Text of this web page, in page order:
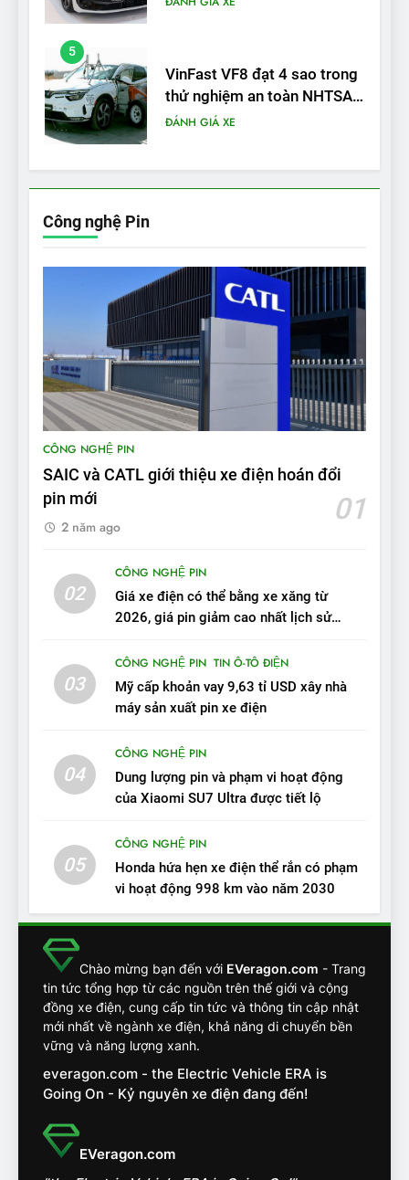
5
VinFast VF8 đạt 4 sao trong
thử nghiệm an toàn NHTSA
tại Mỹ
ĐÁNH GIÁ XE
Hệ thống treo đa điểm –
Lái thử VF6: Khách hàng
phấn khích, muốn đổi ngay
từ xe xăng sang xe điện
ĐÁNH GIÁ XE
8
Bài kiểm tra của Mỹ về đối
‘Nó sang trọng hơn nhiều’
ĐÁNH GIÁ XE
9
tầm hoạt động 2.100 km với
chất lượng tương xứng
ĐÁNH GIÁ XE
Sau 3 tháng nhận xe, chủ xe
VinFast VF 7 tấm tắc: “Hơn
hẳn xe xăng”
ĐÁNH GIÁ XE
11
Người dùng nhận xét về
VinFast VF7: Độ hoàn thiện
đồng
ĐÁNH GIÁ XE
12
tính, ‘tốt gỗ tốt cả nước sơn’
13
Chuyên gia tiết lộ bài test
khắc nghiệt và điểm tuyệt
đối về an toàn trên VinFast
VF8
ĐÁNH GIÁ XE
14
VinFast VF7 đang bỏ xa
Công nghệ Pin
CÔNG NGHỆ PIN
SAIC và CATL giới thiệu xe điện hoán đổi
pin mới
01
2 năm ago
02
CÔNG NGHỆ PIN
Giá xe điện có thể bằng xe xăng từ
2026, giá pin giảm cao nhất lịch sử
03
CÔNG NGHỆ PIN TIN Ô-TÔ ĐIỆN
Mỹ cấp khoản vay 9,63 tỉ USD xây nhà
máy sản xuất pin xe điện
04
CÔNG NGHỆ PIN
Dung lượng pin và phạm vi hoạt động
của Xiaomi SU7 Ultra được tiết lộ
05
CÔNG NGHỆ PIN
Honda hứa hẹn xe điện thể rắn có phạm
vi hoạt động 998 km vào năm 2030
Chào mừng bạn đến với EVeragon.com - Trang
tin tức tổng hợp từ các nguồn trên thế giới và cộng
đồng xe điện, cung cấp tin tức và thông tin cập nhật
mới nhất về ngành xe điện, khả năng di chuyển bền
vững và năng lượng xanh.
everagon.com - the Electric Vehicle ERA is
Going On - Kỷ nguyên xe điện đang đến!
EVeragon.com